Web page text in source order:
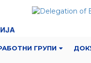
ГРУПИ